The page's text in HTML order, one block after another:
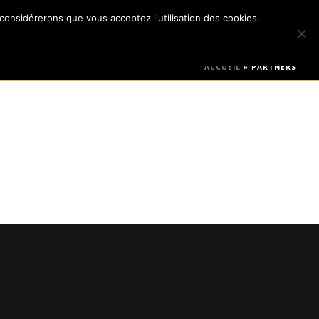
ACCUEIL » PARTNERS
que vous acceptez l'utilisation des cookies.